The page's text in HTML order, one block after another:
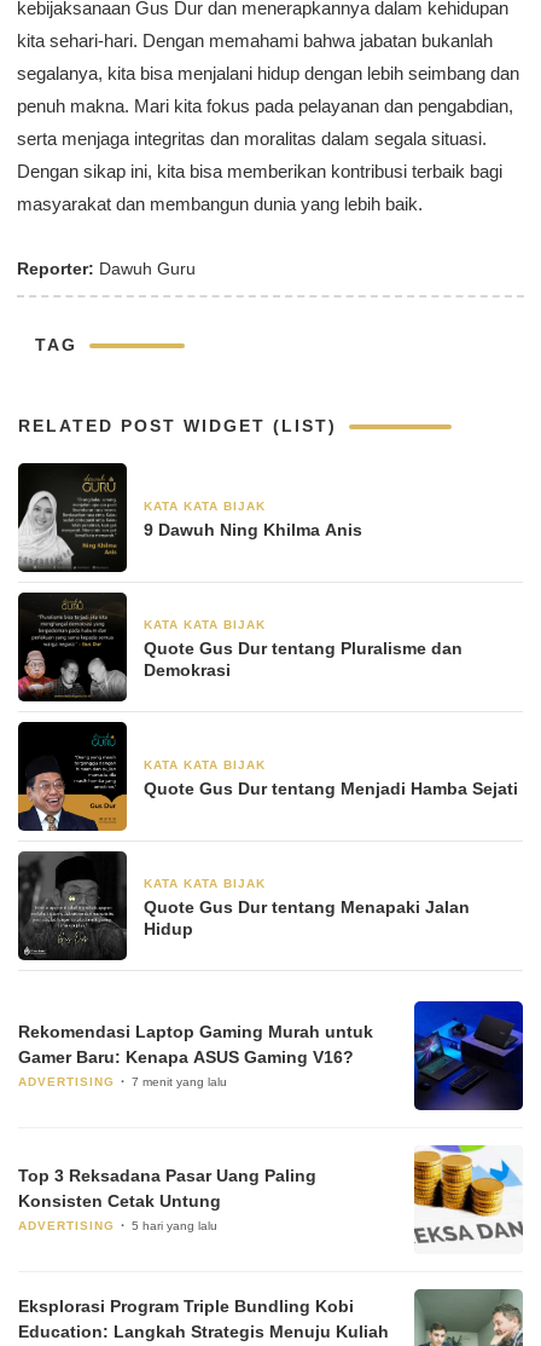
kebijaksanaan Gus Dur dan menerapkannya dalam kehidupan
kita sehari-hari. Dengan memahami bahwa jabatan bukanlah
segalanya, kita bisa menjalani hidup dengan lebih seimbang dan
penuh makna. Mari kita fokus pada pelayanan dan pengabdian,
serta menjaga integritas dan moralitas dalam segala situasi.
Dengan sikap ini, kita bisa memberikan kontribusi terbaik bagi
masyarakat dan membangun dunia yang lebih baik.
Reporter: Dawuh Guru
TAG
RELATED POST WIDGET (LIST)
KATA KATA BIJAK
9 Dawuh Ning Khilma Anis
KATA KATA BIJAK
Quote Gus Dur tentang Pluralisme dan
Demokrasi
KATA KATA BIJAK
Quote Gus Dur tentang Menjadi Hamba Sejati
KATA KATA BIJAK
Quote Gus Dur tentang Menapaki Jalan
Hidup
Rekomendasi Laptop Gaming Murah untuk
Gamer Baru: Kenapa ASUS Gaming V16?
ADVERTISING 7 menit yang lalu
Top 3 Reksadana Pasar Uang Paling
Konsisten Cetak Untung
ADVERTISING 5 hari yang lalu
Eksplorasi Program Triple Bundling Kobi
Education: Langkah Strategis Menuju Kuliah